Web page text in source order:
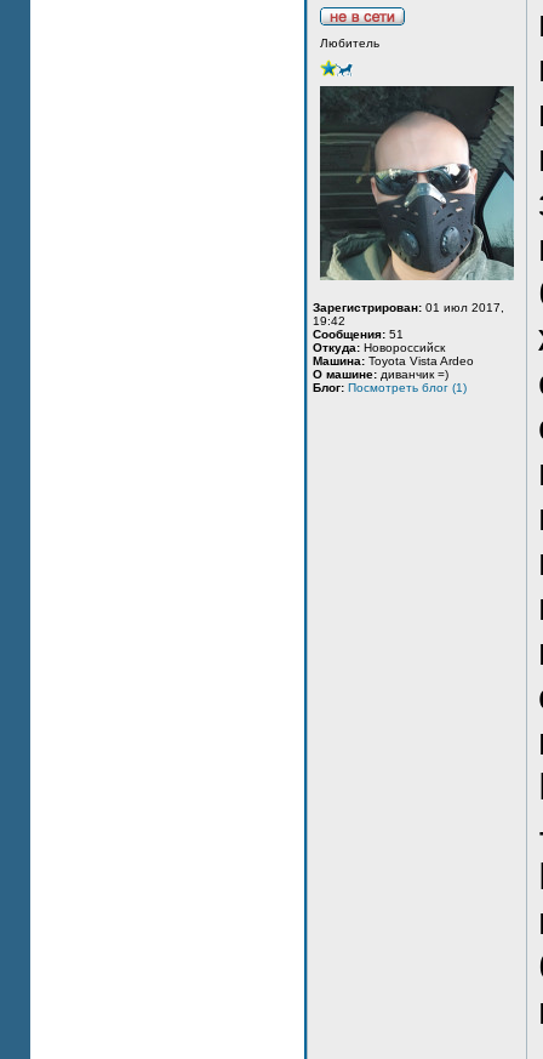
Любитель
Зарегистрирован: 01 июл 2017,
19:42
Сообщения: 51
Откуда: Новороссийск
Машина: Toyota Vista Ardeo
О машине: диванчик =)
Блог: Посмотреть блог (1)